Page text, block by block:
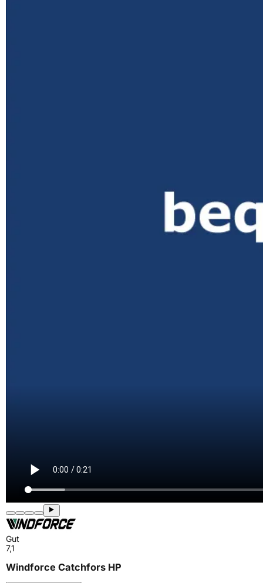
Gut
7,1
Windforce Catchfors HP